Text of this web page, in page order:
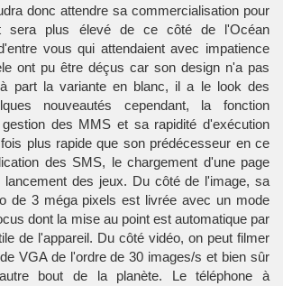
donc attendre sa commercialisation pour
sera plus élevé de ce côté de l'Océan
vous qui attendaient avec impatience
ont pu être déçus car son design n'a pas
part la variante en blanc, il a le look des
nouveautés cependant, la fonction
des MMS et sa rapidité d'exécution
plus rapide que son prédécesseur en ce
des SMS, le chargement d'une page
lancement des jeux. Du côté de l'image, sa
de 3 méga pixels est livrée avec un mode
dont la mise au point est automatique par
de l'appareil. Du côté vidéo, on peut filmer
VGA de l'ordre de 30 images/s et bien sûr
bout de la planète. Le téléphone à